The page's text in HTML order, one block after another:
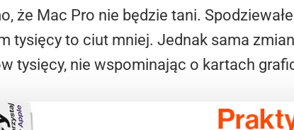
że Mac Pro nie będzie tani.
tysięcy to ciut mniej. Jednak sama
tysięcy, nie wspominając o kartach